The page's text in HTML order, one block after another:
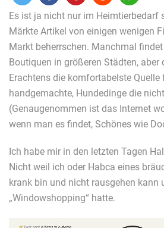
Es ist ja nicht nur im Heimtierbedarf
Märkte Artikel von einigen wenigen
Markt beherrschen. Manchmal
Boutiquen in größeren Städten, aber
Erachtens die komfortabelste
handgemachte, Hundedinge die
(Genaugenommen ist das Internet
wenn man es findet, Schönes wie
Ich habe mir in den letzten Tagen
Nicht weil ich oder Habca eines
krank bin und nicht rausgehen kann
„Windowshopping“ hatte.